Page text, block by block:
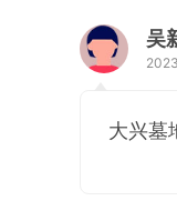
吴
大兴墓